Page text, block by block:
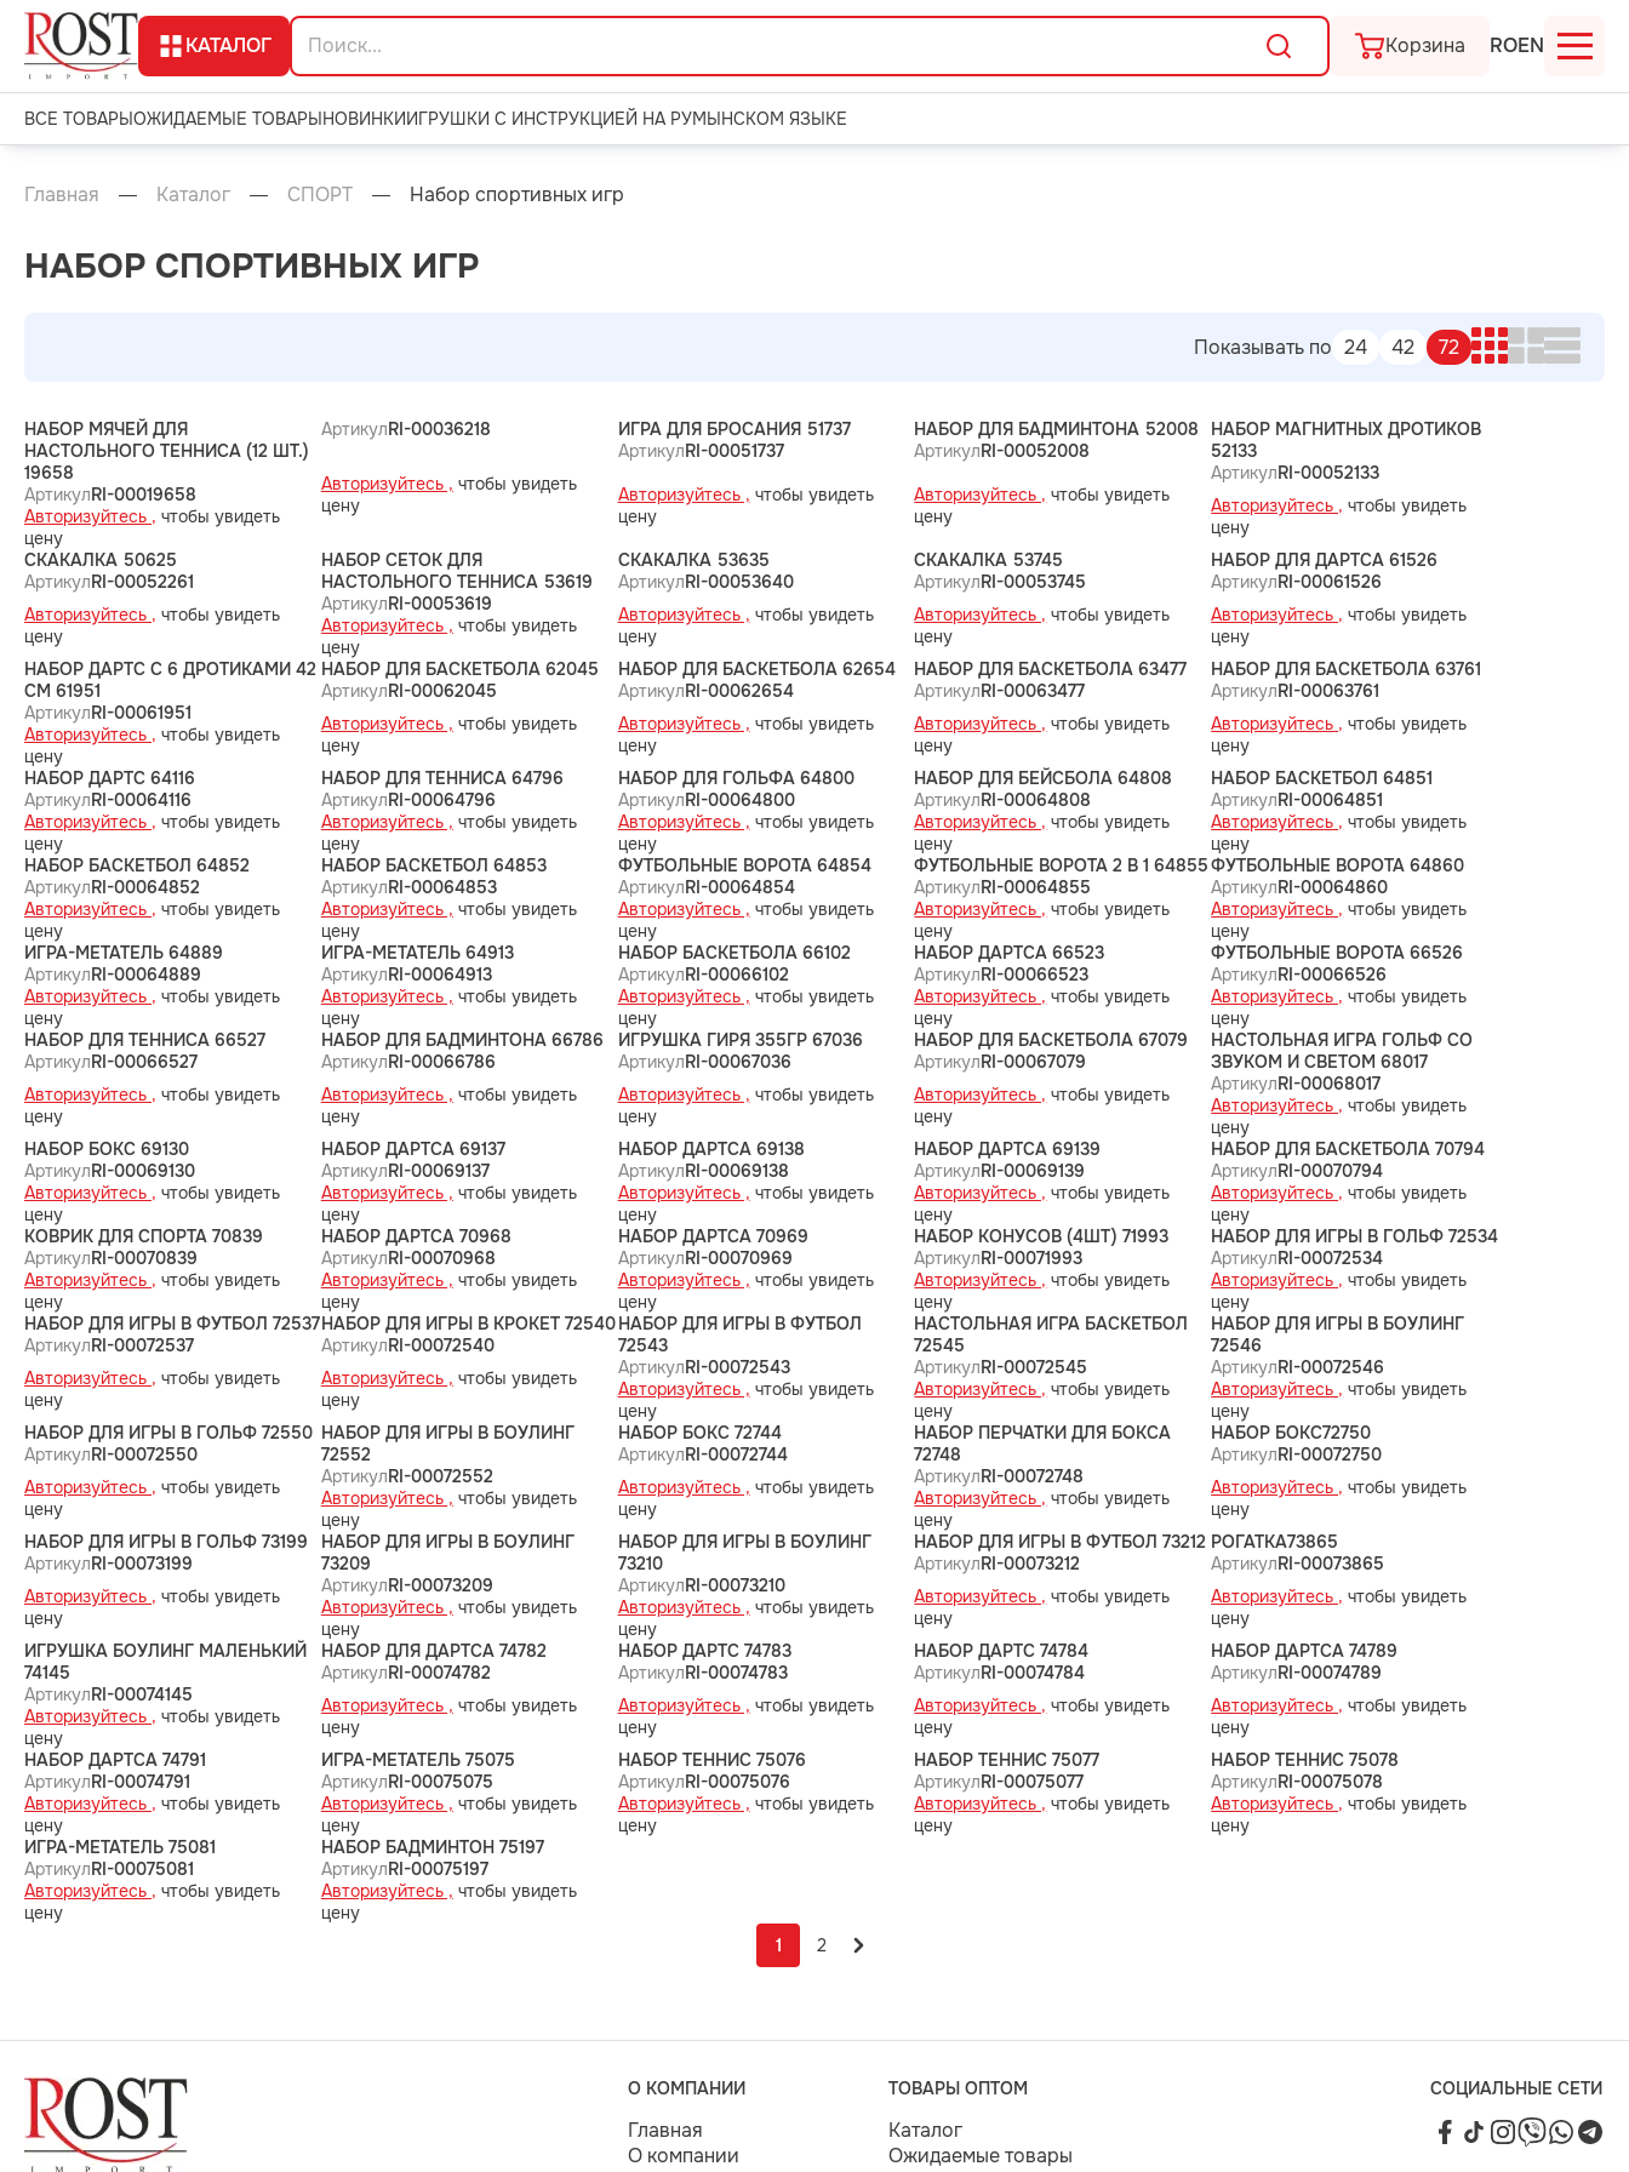
КАТАЛОГ Корзина ROEN
ВСЕ ТОВАРЫОЖИДАЕМЫЕ ТОВАРЫНОВИНКИИГРУШКИ С ИНСТРУКЦИЕЙ НА РУМЫНСКОМ ЯЗЫКЕ
Главная Каталог СПОРТ Набор спортивных игр
НАБОР СПОРТИВНЫХ ИГР
Показывать по 24 42 72
НАБОР МЯЧЕЙ ДЛЯ
НАСТОЛЬНОГО ТЕННИСА (12 ШТ.)
19658
АртикулRI-00019658
Авторизуйтесь , чтобы увидеть
цену
АртикулRI-00036218
Авторизуйтесь , чтобы увидеть
цену
ИГРА ДЛЯ БРОСАНИЯ 51737
АртикулRI-00051737
Авторизуйтесь , чтобы увидеть
цену
НАБОР ДЛЯ БАДМИНТОНА 52008
АртикулRI-00052008
Авторизуйтесь , чтобы увидеть
цену
НАБОР МАГНИТНЫХ ДРОТИКОВ
52133
АртикулRI-00052133
Авторизуйтесь , чтобы увидеть
цену
СКАКАЛКА 50625
АртикулRI-00052261
Авторизуйтесь , чтобы увидеть
цену
НАБОР СЕТОК ДЛЯ
НАСТОЛЬНОГО ТЕННИСА 53619
АртикулRI-00053619
Авторизуйтесь , чтобы увидеть
цену
СКАКАЛКА 53635
АртикулRI-00053640
Авторизуйтесь , чтобы увидеть
цену
СКАКАЛКА 53745
АртикулRI-00053745
Авторизуйтесь , чтобы увидеть
цену
НАБОР ДЛЯ ДАРТСА 61526
АртикулRI-00061526
Авторизуйтесь , чтобы увидеть
цену
НАБОР ДАРТС С 6 ДРОТИКАМИ 42
СМ 61951
АртикулRI-00061951
Авторизуйтесь , чтобы увидеть
цену
НАБОР ДЛЯ БАСКЕТБОЛА 62045
АртикулRI-00062045
Авторизуйтесь , чтобы увидеть
цену
НАБОР ДЛЯ БАСКЕТБОЛА 62654
АртикулRI-00062654
Авторизуйтесь , чтобы увидеть
цену
НАБОР ДЛЯ БАСКЕТБОЛА 63477
АртикулRI-00063477
Авторизуйтесь , чтобы увидеть
цену
НАБОР ДЛЯ БАСКЕТБОЛА 63761
АртикулRI-00063761
Авторизуйтесь , чтобы увидеть
цену
НАБОР ДАРТС 64116
АртикулRI-00064116
Авторизуйтесь , чтобы увидеть
цену
НАБОР ДЛЯ ТЕННИСА 64796
АртикулRI-00064796
Авторизуйтесь , чтобы увидеть
цену
НАБОР ДЛЯ ГОЛЬФА 64800
АртикулRI-00064800
Авторизуйтесь , чтобы увидеть
цену
НАБОР ДЛЯ БЕЙСБОЛА 64808
АртикулRI-00064808
Авторизуйтесь , чтобы увидеть
цену
НАБОР БАСКЕТБОЛ 64851
АртикулRI-00064851
Авторизуйтесь , чтобы увидеть
цену
НАБОР БАСКЕТБОЛ 64852
АртикулRI-00064852
Авторизуйтесь , чтобы увидеть
цену
НАБОР БАСКЕТБОЛ 64853
АртикулRI-00064853
Авторизуйтесь , чтобы увидеть
цену
ФУТБОЛЬНЫЕ ВОРОТА 64854
АртикулRI-00064854
Авторизуйтесь , чтобы увидеть
цену
ФУТБОЛЬНЫЕ ВОРОТА 2 В 1 64855
АртикулRI-00064855
Авторизуйтесь , чтобы увидеть
цену
ФУТБОЛЬНЫЕ ВОРОТА 64860
АртикулRI-00064860
Авторизуйтесь , чтобы увидеть
цену
ИГРА-МЕТАТЕЛЬ 64889
АртикулRI-00064889
Авторизуйтесь , чтобы увидеть
цену
ИГРА-МЕТАТЕЛЬ 64913
АртикулRI-00064913
Авторизуйтесь , чтобы увидеть
цену
НАБОР БАСКЕТБОЛА 66102
АртикулRI-00066102
Авторизуйтесь , чтобы увидеть
цену
НАБОР ДАРТСА 66523
АртикулRI-00066523
Авторизуйтесь , чтобы увидеть
цену
ФУТБОЛЬНЫЕ ВОРОТА 66526
АртикулRI-00066526
Авторизуйтесь , чтобы увидеть
цену
НАБОР ДЛЯ ТЕННИСА 66527
АртикулRI-00066527
Авторизуйтесь , чтобы увидеть
цену
НАБОР ДЛЯ БАДМИНТОНА 66786
АртикулRI-00066786
Авторизуйтесь , чтобы увидеть
цену
ИГРУШКА ГИРЯ 355ГР 67036
АртикулRI-00067036
Авторизуйтесь , чтобы увидеть
цену
НАБОР ДЛЯ БАСКЕТБОЛА 67079
АртикулRI-00067079
Авторизуйтесь , чтобы увидеть
цену
НАСТОЛЬНАЯ ИГРА ГОЛЬФ СО
ЗВУКОМ И СВЕТОМ 68017
АртикулRI-00068017
Авторизуйтесь , чтобы увидеть
цену
НАБОР БОКС 69130
АртикулRI-00069130
Авторизуйтесь , чтобы увидеть
цену
НАБОР ДАРТСА 69137
АртикулRI-00069137
Авторизуйтесь , чтобы увидеть
цену
НАБОР ДАРТСА 69138
АртикулRI-00069138
Авторизуйтесь , чтобы увидеть
цену
НАБОР ДАРТСА 69139
АртикулRI-00069139
Авторизуйтесь , чтобы увидеть
цену
НАБОР ДЛЯ БАСКЕТБОЛА 70794
АртикулRI-00070794
Авторизуйтесь , чтобы увидеть
цену
КОВРИК ДЛЯ СПОРТА 70839
АртикулRI-00070839
Авторизуйтесь , чтобы увидеть
цену
НАБОР ДАРТСА 70968
АртикулRI-00070968
Авторизуйтесь , чтобы увидеть
цену
НАБОР ДАРТСА 70969
АртикулRI-00070969
Авторизуйтесь , чтобы увидеть
цену
НАБОР КОНУСОВ (4ШТ) 71993
АртикулRI-00071993
Авторизуйтесь , чтобы увидеть
цену
НАБОР ДЛЯ ИГРЫ В ГОЛЬФ 72534
АртикулRI-00072534
Авторизуйтесь , чтобы увидеть
цену
НАБОР ДЛЯ ИГРЫ В ФУТБОЛ 72537
АртикулRI-00072537
Авторизуйтесь , чтобы увидеть
цену
НАБОР ДЛЯ ИГРЫ В КРОКЕТ 72540
АртикулRI-00072540
Авторизуйтесь , чтобы увидеть
цену
НАБОР ДЛЯ ИГРЫ В ФУТБОЛ
72543
АртикулRI-00072543
Авторизуйтесь , чтобы увидеть
цену
НАСТОЛЬНАЯ ИГРА БАСКЕТБОЛ
72545
АртикулRI-00072545
Авторизуйтесь , чтобы увидеть
цену
НАБОР ДЛЯ ИГРЫ В БОУЛИНГ
72546
АртикулRI-00072546
Авторизуйтесь , чтобы увидеть
цену
НАБОР ДЛЯ ИГРЫ В ГОЛЬФ 72550
АртикулRI-00072550
Авторизуйтесь , чтобы увидеть
цену
НАБОР ДЛЯ ИГРЫ В БОУЛИНГ
72552
АртикулRI-00072552
Авторизуйтесь , чтобы увидеть
цену
НАБОР БОКС 72744
АртикулRI-00072744
Авторизуйтесь , чтобы увидеть
цену
НАБОР ПЕРЧАТКИ ДЛЯ БОКСА
72748
АртикулRI-00072748
Авторизуйтесь , чтобы увидеть
цену
НАБОР БОКС72750
АртикулRI-00072750
Авторизуйтесь , чтобы увидеть
цену
НАБОР ДЛЯ ИГРЫ В ГОЛЬФ 73199
АртикулRI-00073199
Авторизуйтесь , чтобы увидеть
цену
НАБОР ДЛЯ ИГРЫ В БОУЛИНГ
73209
АртикулRI-00073209
Авторизуйтесь , чтобы увидеть
цену
НАБОР ДЛЯ ИГРЫ В БОУЛИНГ
73210
АртикулRI-00073210
Авторизуйтесь , чтобы увидеть
цену
НАБОР ДЛЯ ИГРЫ В ФУТБОЛ 73212
АртикулRI-00073212
Авторизуйтесь , чтобы увидеть
цену
РОГАТКА73865
АртикулRI-00073865
Авторизуйтесь , чтобы увидеть
цену
ИГРУШКА БОУЛИНГ МАЛЕНЬКИЙ
74145
АртикулRI-00074145
Авторизуйтесь , чтобы увидеть
цену
НАБОР ДЛЯ ДАРТСА 74782
АртикулRI-00074782
Авторизуйтесь , чтобы увидеть
цену
НАБОР ДАРТС 74783
АртикулRI-00074783
Авторизуйтесь , чтобы увидеть
цену
НАБОР ДАРТС 74784
АртикулRI-00074784
Авторизуйтесь , чтобы увидеть
цену
НАБОР ДАРТСА 74789
АртикулRI-00074789
Авторизуйтесь , чтобы увидеть
цену
НАБОР ДАРТСА 74791
АртикулRI-00074791
Авторизуйтесь , чтобы увидеть
цену
ИГРА-МЕТАТЕЛЬ 75075
АртикулRI-00075075
Авторизуйтесь , чтобы увидеть
цену
НАБОР ТЕННИС 75076
АртикулRI-00075076
Авторизуйтесь , чтобы увидеть
цену
НАБОР ТЕННИС 75077
АртикулRI-00075077
Авторизуйтесь , чтобы увидеть
цену
НАБОР ТЕННИС 75078
АртикулRI-00075078
Авторизуйтесь , чтобы увидеть
цену
ИГРА-МЕТАТЕЛЬ 75081
АртикулRI-00075081
Авторизуйтесь , чтобы увидеть
цену
НАБОР БАДМИНТОН 75197
АртикулRI-00075197
Авторизуйтесь , чтобы увидеть
цену
1
2
О КОМПАНИИ
Главная
О компании
ТОВАРЫ ОПТОМ
Каталог
Ожидаемые товары
СОЦИАЛЬНЫЕ СЕТИ